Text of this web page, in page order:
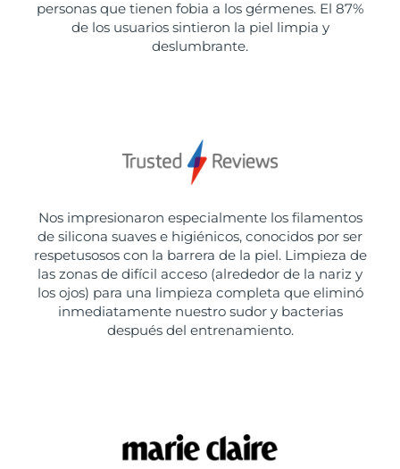
personas que tienen fobia a los gérmenes. El 87%
de los usuarios sintieron la piel limpia y
deslumbrante.
Nos impresionaron especialmente los filamentos
de silicona suaves e higiénicos, conocidos por ser
respetusosos con la barrera de la piel. Limpieza de
las zonas de difícil acceso (alrededor de la nariz y
los ojos) para una limpieza completa que eliminó
inmediatamente nuestro sudor y bacterias
después del entrenamiento.